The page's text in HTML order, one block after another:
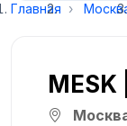
Главная